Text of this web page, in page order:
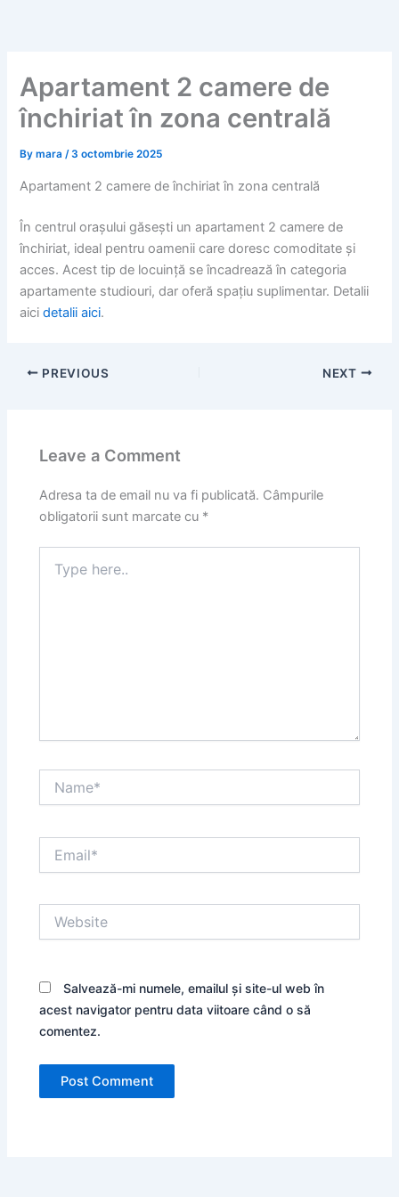
Apartament 2 camere de
închiriat în zona centrală
Bymara/3 octombrie 2025
Apartament 2 camere de închiriat în zona centrală
În centrul orașului găsești un apartament 2 camere de
închiriat, ideal pentru oamenii care doresc comoditate și
acces. Acest tip de locuință se încadrează în categoria
apartamente studiouri, dar oferă spațiu suplimentar. Detalii
aicidetalii aici.
PREVIOUS NEXT
Leave a Comment
Adresa ta de email nu va fi publicată. Câmpurile
obligatorii sunt marcate cu *
here..
Salvează-mi numele, emailul și site-ul web în
acest navigator pentru data viitoare când o să
comentez.